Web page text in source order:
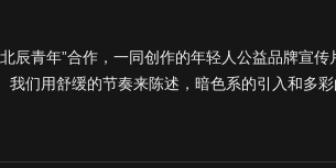
辰青年”合作，一同创作的年轻人公益品牌宣
我们用舒缓的节奏来陈述，暗色系的引入和多
我们的作品，可留言或点击屏幕上方的“关注